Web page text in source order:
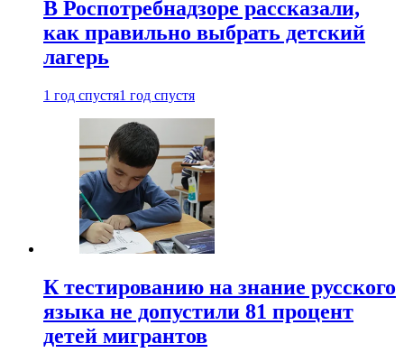
В Роспотребнадзоре рассказали,
как правильно выбрать детский
лагерь
1 год спустя1 год спустя
К тестированию на знание русского
языка не допустили 81 процент
детей мигрантов